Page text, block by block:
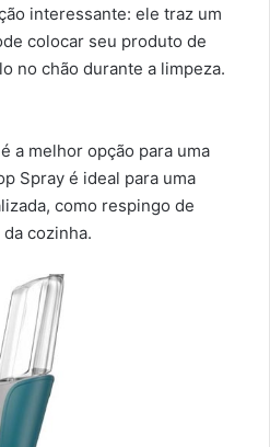
interessante: ele traz um
colocar seu produto de
no chão durante a limpeza.
a melhor opção para uma
Spray é ideal para uma
como respingo de
cozinha.